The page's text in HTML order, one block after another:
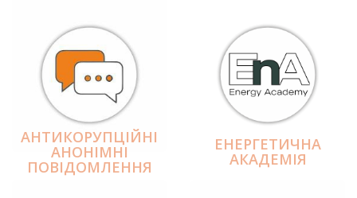
АНТИКОРУПЦІЙНІ
АНОНІМНІ
ПОВІДОМЛЕННЯ
ЕНЕРГЕТИЧНА
АКАДЕМІЯ